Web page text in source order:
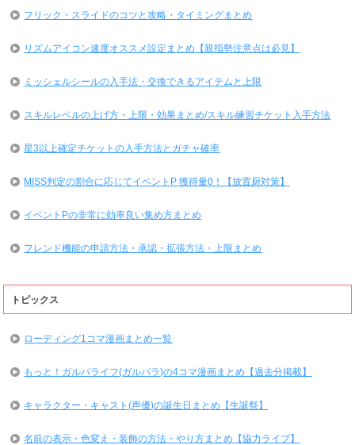
フリック・スライドのコツと攻略・タイミングまとめ
リズムアイコン速度オススメ設定まとめ【親指勢注意点は必見】
ミッシェルシールの入手法・交換できるアイテムと上限
スキルレベルの上げ方・上限・効果まとめ/スキル練習チケット入手方法
星3以上確定チケットの入手方法とガチャ確率
MISS判定の割合に応じてイベントP 獲得量0！【放置厨対策】
イベントPの非常に効率良い集め方まとめ
フレンド機能の申請方法・承認・拡張方法・上限まとめ
トピックス
ローディング1コマ漫画まとめ一覧
もっと！ガルパライフ(ガルパラ)の4コマ漫画まとめ【過去分掲載】
キャラクター・キャスト(声優)の誕生日まとめ【生誕祭】
名前の表示・色変え・装飾の方法・やり方まとめ【協力ライブ】